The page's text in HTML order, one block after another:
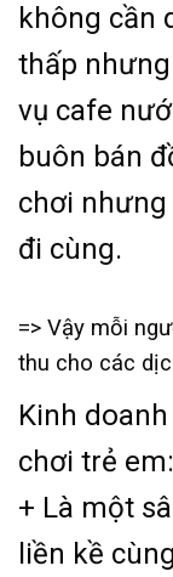
không cần
thấp
vụ cafe
buôn bán
chơi nhưng
đi cùng.
=> Vậy mỗi
thu cho các
Kinh
chơi trẻ em:
+ Là một
liền kề